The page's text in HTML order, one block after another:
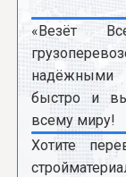
«Везёт
быстро и
всему миру!
Хотите